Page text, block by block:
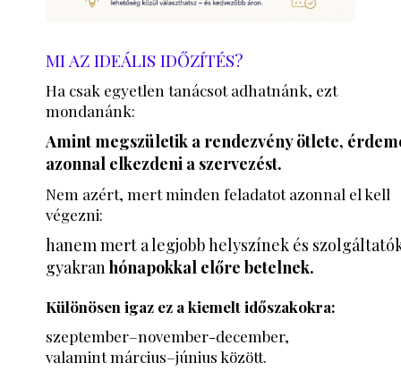
MI AZ IDEÁLIS IDŐZÍTÉS?
Ha csak egyetlen tanácsot adhatnánk, ezt
mondanánk:
Amint megszületik a rendezvény ötlete,
azonnal elkezdeni a szervezést.
Nem azért, mert minden feladatot azonnal el kell
végezni:
hanem mert a legjobb helyszínek és
gyakranhónapokkal előre betelnek.
Különösen igaz ez a kiemelt időszakokra:
szeptember–november-december,
valamint március–június között.